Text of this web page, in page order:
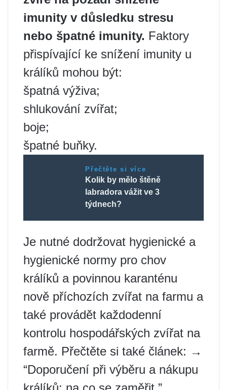
imunity v důsledku stresu
nebo špatné imunity. Faktory
přispívající ke snížení imunity u
králíků mohou být:
špatná výživa;
shlukování zvířat;
boje;
špatné buňky.
Přečtěte si více
Kolik by mělo štěně
labradora vážit ve 3
týdnech?
Je nutné dodržovat hygienické a
hygienické normy pro chov
králíků a povinnou karanténu
nově příchozích zvířat na farmu a
také provádět každodenní
kontrolu hospodářských zvířat na
farmě. Přečtěte si také článek: →
“Doporučení při výběru a nákupu